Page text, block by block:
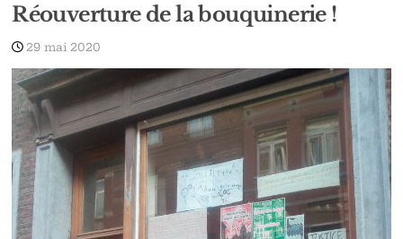
articles
Réouverture de la bouquinerie !
29 mai 2020